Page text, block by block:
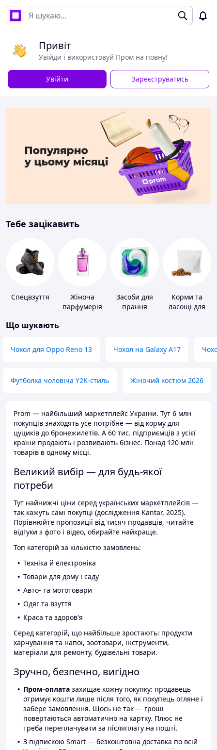
Привіт
Увійди і використовуй Пром на повну!
Увійти Зареєструватись
Тебе зацікавить
Спецвзуття
Жіноча
парфумерія
Засоби для
прання
Корми та
ласощі для
Що шукають
Чохол для Oppo Reno 13 Чохол на Galaxy A17
Футболка чоловіча Y2K-стиль Жіночий костюм 2026
Prom — найбільший маркетплейс України. Тут 6 млн
покупців знаходять усе потрібне — від корму для
цуциків до бронежилетів. А 60 тис. підприємців з усієї
країни продають і розвивають бізнес. Понад 120 млн
товарів в одному місці.
Великий вибір — для будь-якої
потреби
Тут найнижчі ціни серед українських маркетплейсів —
так кажуть самі покупці (дослідження Kantar, 2025).
Порівнюйте пропозиції від тисяч продавців, читайте
відгуки з фото і відео, обирайте найкраще.
Топ категорій за кількістю замовлень:
Техніка й електроніка
Товари для дому і саду
Авто- та мототовари
Одяг та взуття
Краса та здоров'я
Серед категорій, що найбільше зростають: продукти
харчування та напої, зоотовари, інструменти,
матеріали для ремонту, будівельні товари.
Зручно, безпечно, вигідно
Пром-оплата захищає кожну покупку: продавець
отримує кошти лише після того, як покупець огляне і
забере замовлення. Щось не так — гроші
повертаються автоматично на картку. Плюс не
треба переплачувати за післяплату на пошті.
З підпискою Smart — безкоштовна доставка по всій